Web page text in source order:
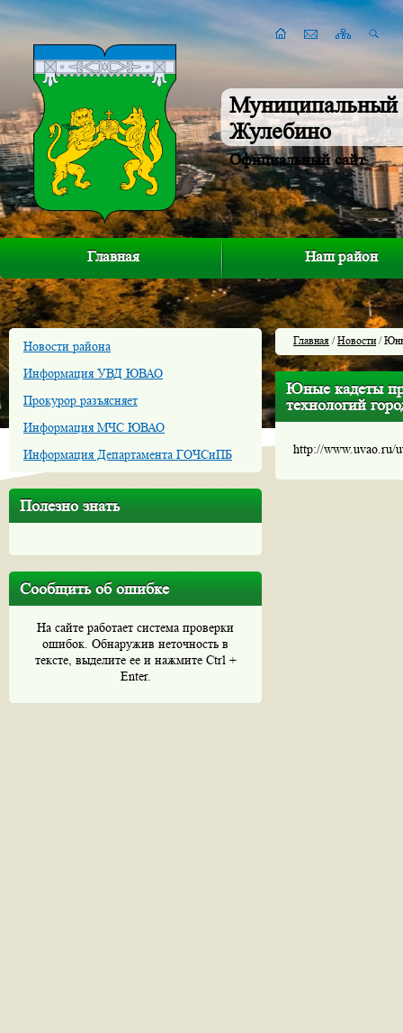
Муниципальный
Жулебино
Официальный сайт
Главная Наш район
Новости района
Информация УВД ЮВАО
Прокурор разъясняет
Информация МЧС ЮВАО
Информация Департамента ГОЧСиПБ
Полезно знать
Сообщить об ошибке
На сайте работает система проверки
ошибок. Обнаружив неточность в
тексте, выделите ее и нажмите Ctrl +
Enter.
Главная /Новости/
Юные кадеты
технологий
http://www.uvao.ru/